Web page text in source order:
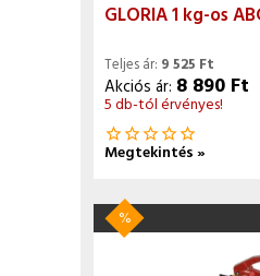
GLORIA 1 kg-os
Teljes ár: 9 525 Ft
Akciós ár: 8 890 Ft
5 db-tól érvényes!
star_borderstar_borderstar_borderstar_borderstar_border
Megtekintés »
%